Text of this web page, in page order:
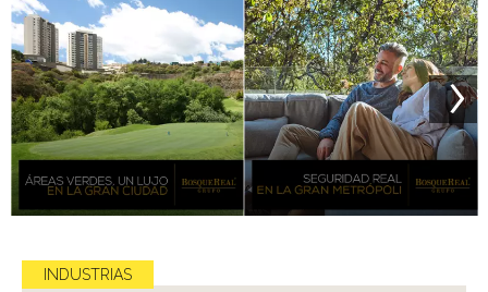
INDUSTRIAS